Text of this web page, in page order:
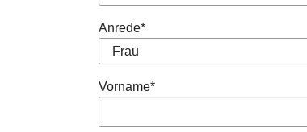
Anrede*
Vorname*